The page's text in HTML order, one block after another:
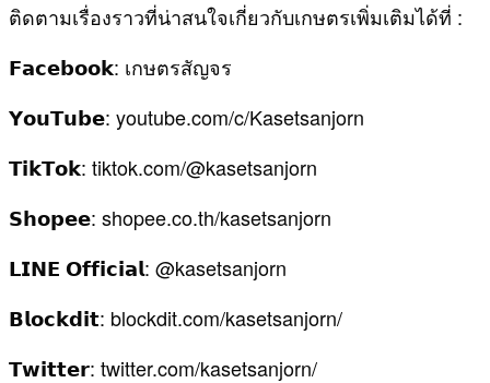
ติดตามเรื่องราวที่น่าสนใจเกี่ยวกับเกษตรเพิ่มเติมได้ที่ :
𝗙𝗮𝗰𝗲𝗯𝗼𝗼𝗸: เกษตรสัญจร
𝗬𝗼𝘂𝗧𝘂𝗯𝗲: youtube.com/c/Kasetsanjorn
𝗧𝗶𝗸𝗧𝗼𝗸: tiktok.com/@kasetsanjorn
𝗦𝗵𝗼𝗽𝗲𝗲: shopee.co.th/kasetsanjorn
𝗟𝗜𝗡𝗘 𝗢𝗳𝗳𝗶𝗰𝗶𝗮𝗹: @kasetsanjorn
𝗕𝗹𝗼𝗰𝗸𝗱𝗶𝘁: blockdit.com/kasetsanjorn/
𝗧𝘄𝗶𝘁𝘁𝗲𝗿: twitter.com/kasetsanjorn/